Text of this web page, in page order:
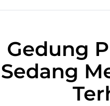
Gedung
Sedang